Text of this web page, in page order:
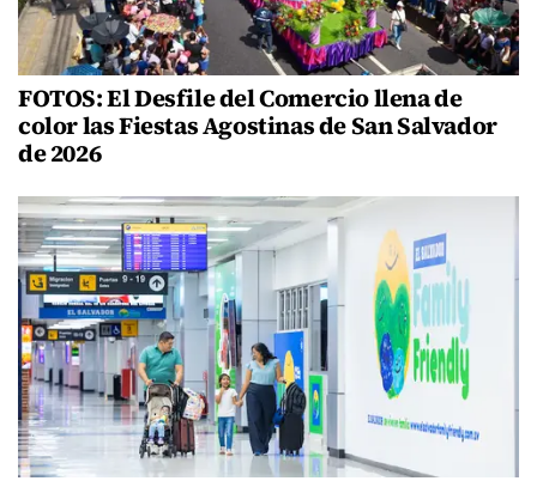
FOTOS: El Desfile del Comercio llena de
color las Fiestas Agostinas de San Salvador
de 2026